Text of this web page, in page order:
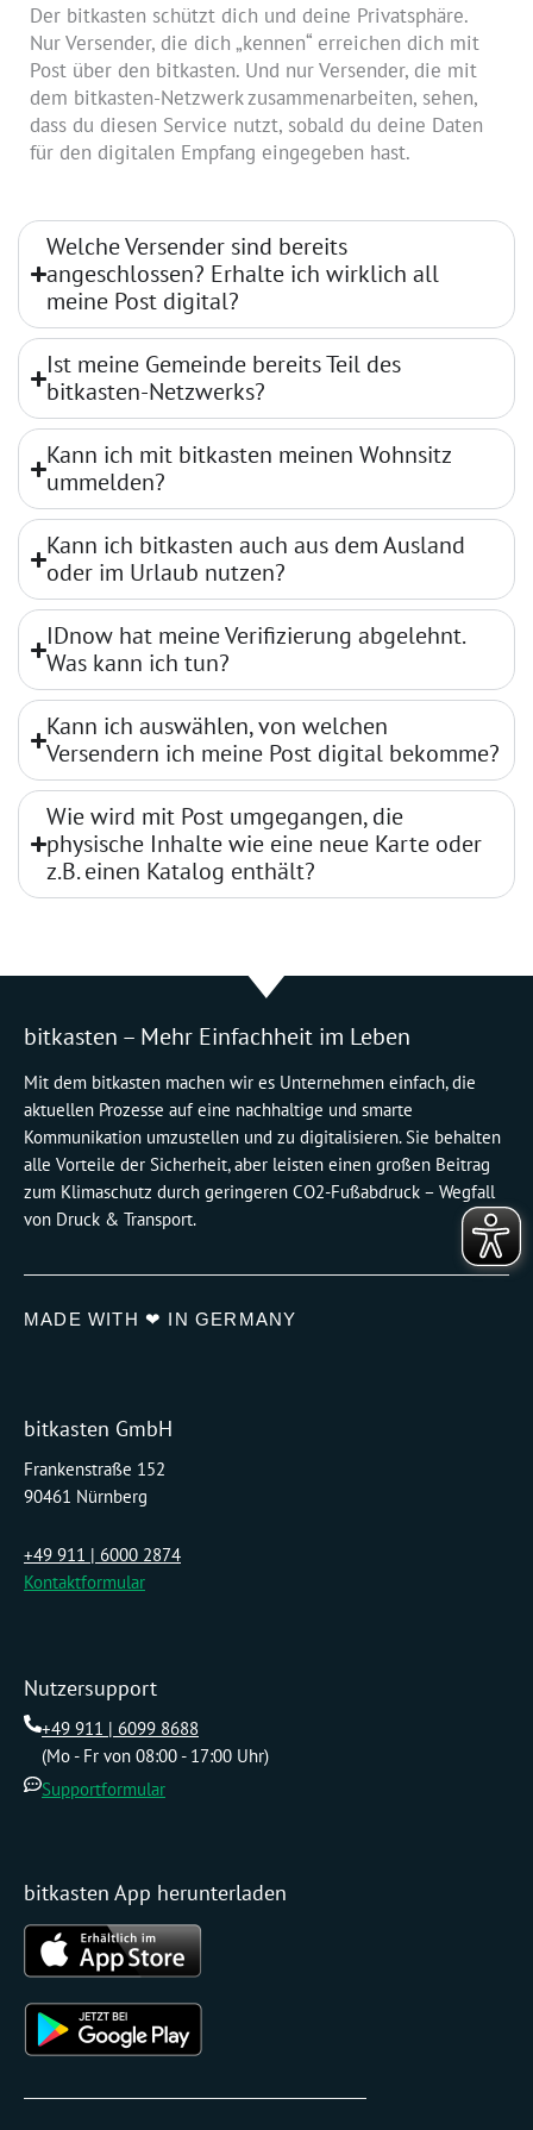
Der bitkasten schützt dich und deine Privatsphäre.
Nur Versender, die dich „kennen“ erreichen dich mit
Post über den bitkasten. Und nur Versender, die mit
dem bitkasten-Netzwerk zusammenarbeiten, sehen,
dass du diesen Service nutzt, sobald du deine Daten
für den digitalen Empfang eingegeben hast.
Welche Versender sind bereits
angeschlossen? Erhalte ich wirklich all
meine Post digital?
Ist meine Gemeinde bereits Teil des
bitkasten-Netzwerks?
Kann ich mit bitkasten meinen Wohnsitz
ummelden?
Kann ich bitkasten auch aus dem Ausland
oder im Urlaub nutzen?
IDnow hat meine Verifizierung abgelehnt.
Was kann ich tun?
Kann ich auswählen, von welchen
Versendern ich meine Post digital bekomme?
Wie wird mit Post umgegangen, die
physische Inhalte wie eine neue Karte oder
z.B. einen Katalog enthält?
bitkasten – Mehr Einfachheit im Leben
Mit dem bitkasten machen wir es Unternehmen einfach, die
aktuellen Prozesse auf eine nachhaltige und smarte
Kommunikation umzustellen und zu digitalisieren. Sie behalten
alle Vorteile der Sicherheit, aber leisten einen großen Beitrag
zum Klimaschutz durch geringeren CO2-Fußabdruck – Wegfall
von Druck & Transport.
MADE WITH ❤ IN GERMANY
bitkasten GmbH
Frankenstraße 152
90461 Nürnberg
+49 911 | 6000 2874
Kontaktformular
Nutzersupport
+49 911 | 6099 8688
(Mo - Fr von 08:00 - 17:00 Uhr)
Supportformular
bitkasten App herunterladen